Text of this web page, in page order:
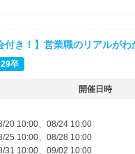
付き！】営業職のリアルが
29卒
開催日時
20 10:00、08/24 10:00
25 10:00、08/28 10:00
31 10:00、09/02 10:00